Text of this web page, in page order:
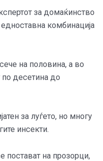
за домаќинство
комбинација
на половина, а во
по десетина до
за луѓето, но многу
инсекти.
на прозорци,